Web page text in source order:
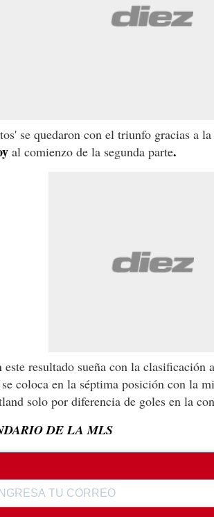
se quedaron con el triunfo gracias a
al comienzo de la segunda parte.
este resultado sueña con la clasificación
coloca en la séptima posición con la
solo por diferencia de goles en la
DE LA MLS